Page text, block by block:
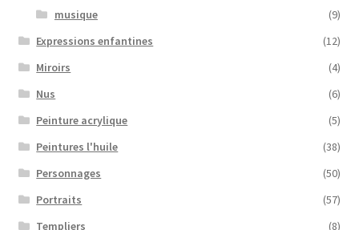
musique
(9)
Expressions enfantines
(12)
Miroirs
(4)
Nus
(6)
Peinture acrylique
(5)
Peintures l'huile
(38)
Personnages
(50)
Portraits
(57)
Templiers
(8)